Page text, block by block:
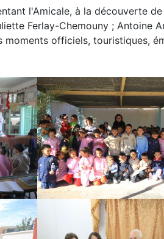
l'Amicale, à la découverte
Ferlay-Chemouny ; Antoine
officiels, touristiques,